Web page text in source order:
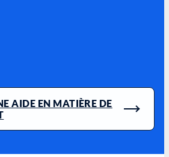
AIDE EN MATIÈRE DE